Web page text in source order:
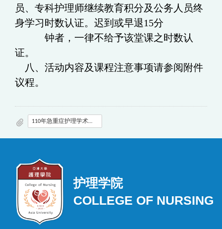
员、专科护理师继续教育积分及公务人员终
身学习时数认证。迟到或早退15分
钟者，一律不给予该堂课之时数认
证。
八、活动内容及课程注意事项请参阅附件
议程。
110年急重症护理学术发表会议程.pdf
护理学院
COLLEGE OF NURSING